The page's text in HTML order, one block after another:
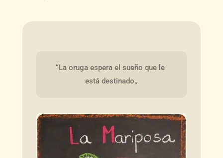
“La oruga espera el sueño que le
está destinado„